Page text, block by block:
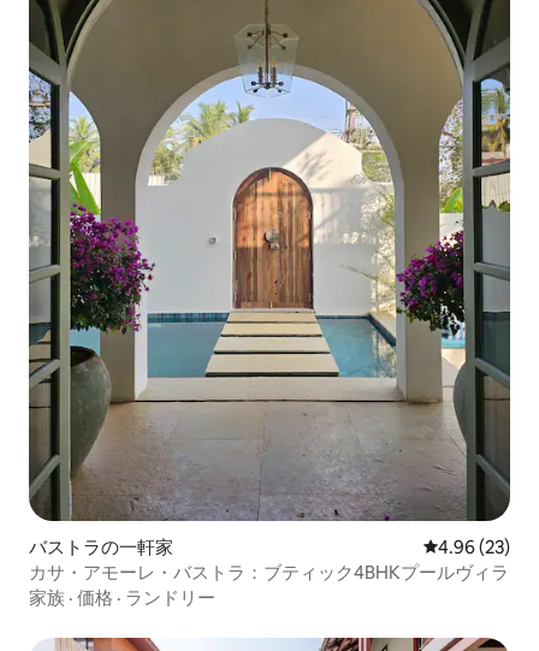
バストラの一軒家 レビュー23
4.96 (23)
カサ・アモーレ・バストラ：ブティック4BHKプールヴィラ
家族 · 価格 · ランドリー